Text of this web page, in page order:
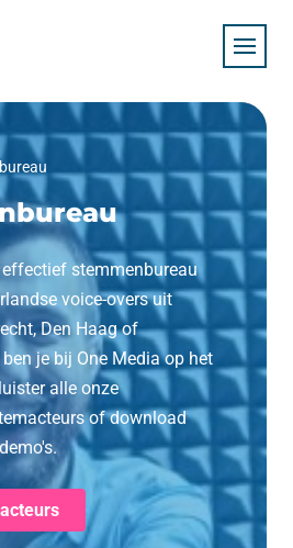
effectief stemmenbureau
voice-oversuit
Den Haag of
je bij One Media op het
alle onze
of download